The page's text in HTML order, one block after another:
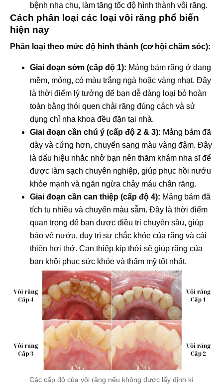
bệnh nha chu, làm tăng tốc độ hình thành vôi răng.
Cách phân loại các loại vôi răng phổ biến
hiện nay
Phân loại theo mức độ hình thành (cơ hội chăm sóc):
Giai đoạn sớm (cấp độ 1): Mảng bám răng ở dạng
mềm, mỏng, có màu trắng ngà hoặc vàng nhạt. Đây
là thời điểm lý tưởng để bạn dễ dàng loại bỏ hoàn
toàn bằng thói quen chải răng đúng cách và sử
dụng chỉ nha khoa đều đặn tại nhà.
Giai đoạn cần chú ý (cấp độ 2 & 3): Mảng bám đã
dày và cứng hơn, chuyển sang màu vàng đậm. Đây
là dấu hiệu nhắc nhở bạn nên thăm khám nha sĩ để
được làm sạch chuyên nghiệp, giúp phục hồi nướu
khỏe mạnh và ngăn ngừa chảy máu chân răng.
Giai đoạn cần can thiệp (cấp độ 4): Mảng bám đã
tích tụ nhiều và chuyển màu sẫm. Đây là thời điểm
quan trọng để bạn được điều trị chuyên sâu, giúp
bảo vệ nướu, duy trì sự chắc khỏe của răng và cải
thiện hơi thở. Can thiệp kịp thời sẽ giúp răng của
bạn khôi phục sức khỏe và thẩm mỹ tốt nhất.
Các cấp độ của vôi răng nếu không được lấy định kì